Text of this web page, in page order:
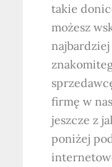
takie
możesz
firmę w
jeszcze z
poniżej